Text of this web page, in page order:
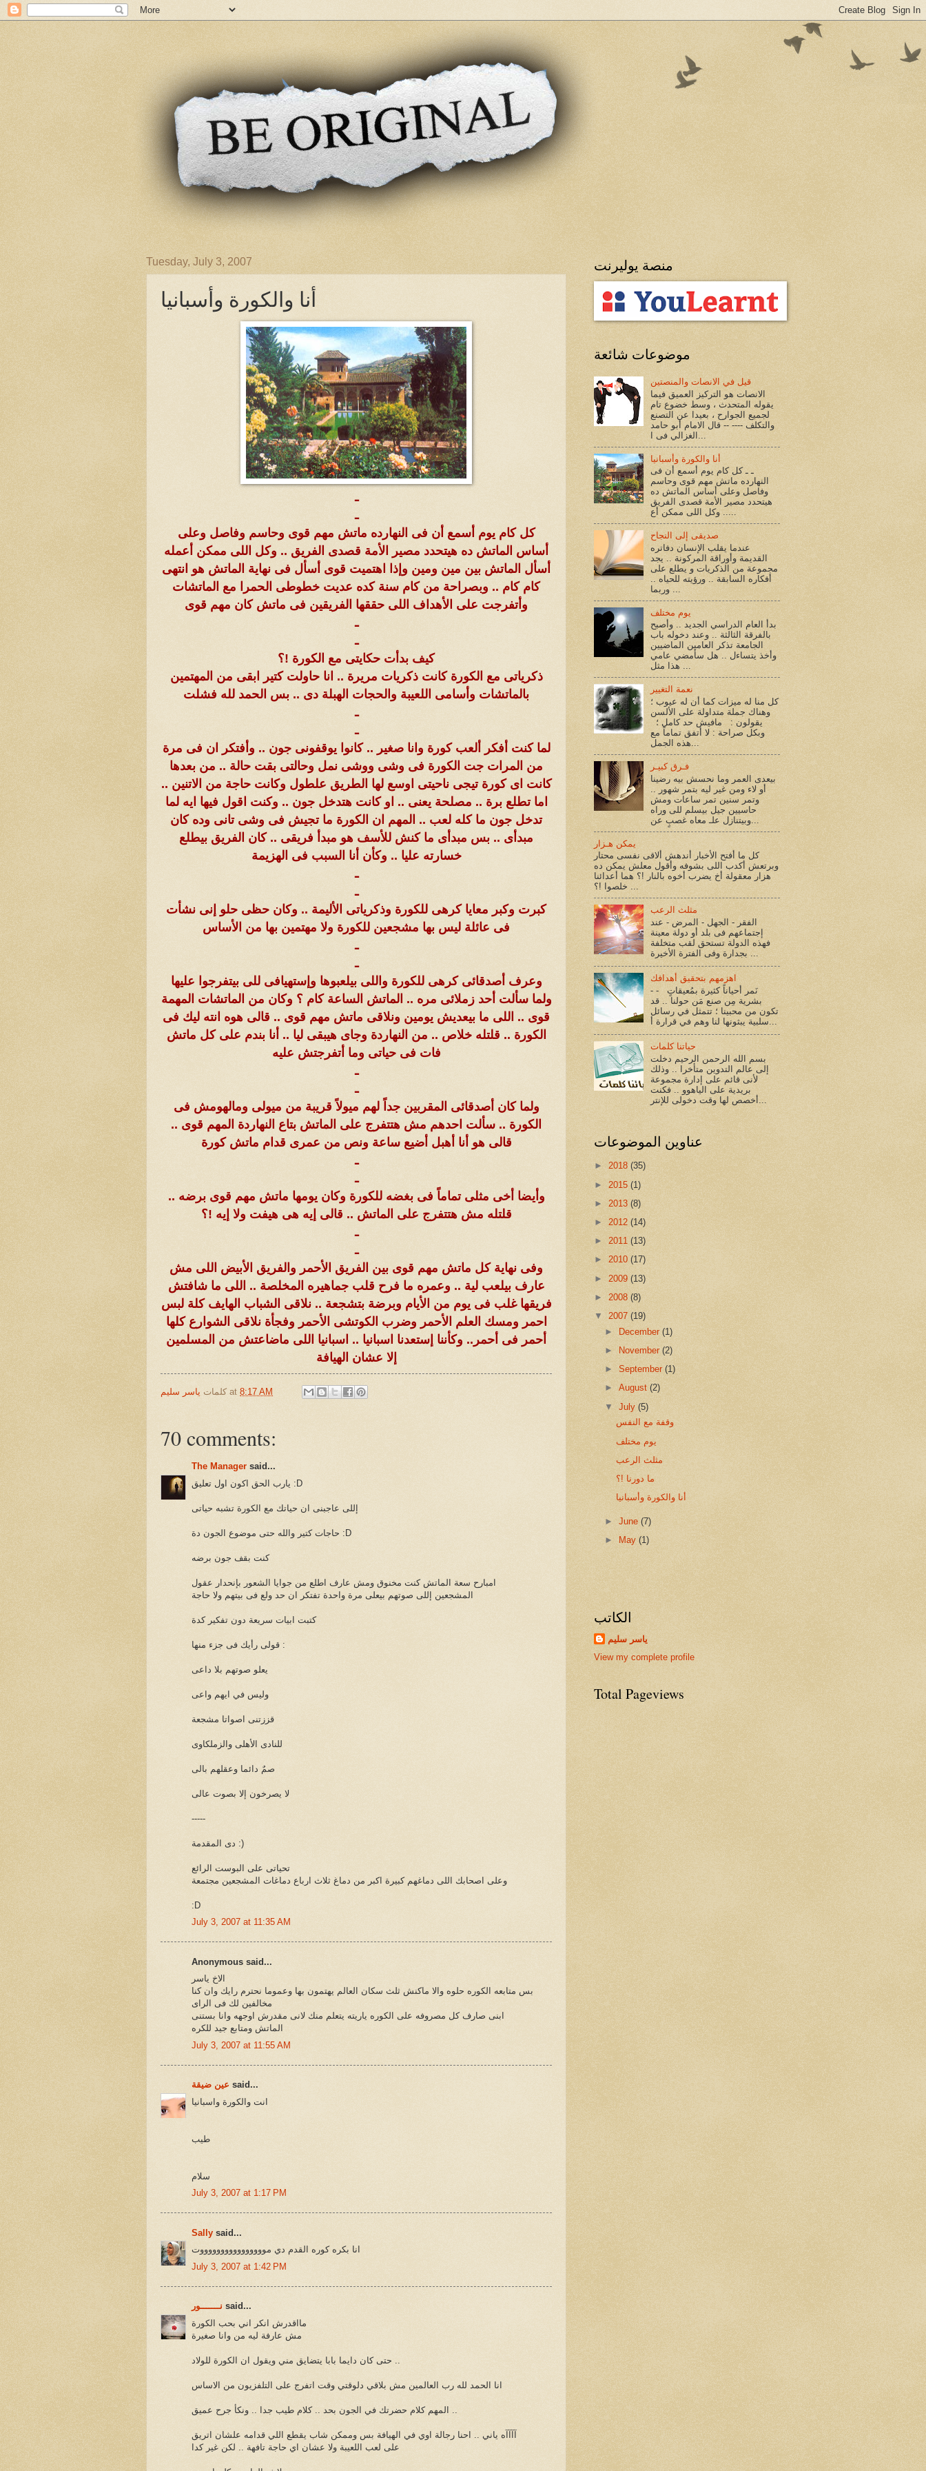
Tuesday, July 3, 2007
أنا والكورة وأسبانيا
ـ
ـ
كل كام يوم أسمع أن فى النهارده ماتش مهم قوى وحاسم وفاصل وعلى
أساس الماتش ده هيتحدد مصير الأمة قصدى الفريق .. وكل اللى ممكن أعمله
أسأل الماتش بين مين ومين وإذا اهتميت قوى أسأل فى نهاية الماتش هو انتهى
كام كام .. وبصراحة من كام سنة كده عديت خطوطى الحمرا مع الماتشات
وأتفرجت على الأهداف اللى حققها الفريقين فى ماتش كان مهم قوى
ـ
ـ
كيف بدأت حكايتى مع الكورة !؟
ذكرياتى مع الكورة كانت ذكريات مريرة .. انا حاولت كتير ابقى من المهتمين
بالماتشات وأسامى اللعيبة والحجات الهبلة دى .. بس الحمد لله فشلت
ـ
ـ
لما كنت أفكر ألعب كورة وانا صغير .. كانوا يوقفونى جون .. وأفتكر ان فى مرة
من المرات جت الكورة فى وشى ووشى نمل وحالتى بقت حالة .. من بعدها
كانت اى كورة تيجى ناحيتى اوسع لها الطريق علطول وكانت حاجة من الاتنين ..
اما تطلع برة .. مصلحة يعنى .. او كانت هتدخل جون .. وكنت اقول فيها ايه لما
تدخل جون ما كله لعب .. المهم ان الكورة ما تجيش فى وشى تانى وده كان
مبدأى .. بس مبدأى ما كنش للأسف هو مبدأ فريقى .. كان الفريق بيطلع
خسارته عليا .. وكأن أنا السبب فى الهزيمة
ـ
ـ
كبرت وكبر معايا كرهى للكورة وذكرياتى الأليمة .. وكان حظى حلو إنى نشأت
فى عائلة ليس بها مشجعين للكورة ولا مهتمين بها من الأساس
ـ
ـ
وعرف أصدقائى كرهى للكورة واللى بيلعبوها وإستهيافى للى بيتفرجوا عليها
ولما سألت أحد زملائى مره .. الماتش الساعة كام ؟ وكان من الماتشات المهمة
قوى .. اللى ما بيعديش يومين ونلاقى ماتش مهم قوى .. قالى هوه انته ليك فى
الكورة .. قلتله خلاص .. من النهاردة وجاى هيبقى ليا .. أنا بندم على كل ماتش
فات فى حياتى وما أتفرجتش عليه
ـ
ـ
ولما كان أصدقائى المقربين جداً لهم ميولاً قريبة من ميولى ومالهومش فى
الكورة .. سألت احدهم مش هتتفرج على الماتش بتاع النهاردة المهم قوى ..
قالى هو أنا أهبل أضيع ساعة ونص من عمرى قدام ماتش كورة
ـ
ـ
وأيضا أخى مثلى تماماً فى بغضه للكورة وكان يومها ماتش مهم قوى برضه ..
قلتله مش هتتفرج على الماتش .. قالى إيه هى هيفت ولا إيه !؟
ـ
ـ
وفى نهاية كل ماتش مهم قوى بين الفريق الأحمر والفريق الأبيض اللى مش
عارف بيلعب لية .. وعمره ما فرح قلب جماهيره المخلصة .. اللى ما شافتش
فريقها غلب فى يوم من الأيام وبرضة بتشجعة .. نلاقى الشباب الهايف كلة لبس
احمر ومسك العلم الأحمر وضرب الكوتشى الأحمر وفجأة نلاقى الشوارع كلها
أحمر فى أحمر.. وكأننا إستعدنا اسبانيا .. اسبانيا اللى ماضاعتش من المسلمين
إلا عشان الهيافة
كلمات ياسر سليم at 8:17 AM
70 comments:
The Manager said...
يارب الحق اكون اول تعليق :D
إللى عاجبنى ان حياتك مع الكورة تشبه حياتى
حاجات كتير والله حتى موضوع الجون دة :D
كنت بقف جون برضه
امبارح سعة الماتش كنت مخنوق ومش عارف اطلع من جوايا الشعور بإنحدار عقول
المشجعين إللى صوتهم بيعلى مرة واحدة تفتكر ان حد ولع فى بيتهم ولا حاجة
كتبت ابيات سريعة دون تفكير كدة
قولى رأيك فى جزء منها :
يعلو صوتهم بلا داعى
وليس في ايهم واعى
قززتنى اصواتا مشجعة
للنادى الأهلى والزملكاوى
صمٌ دائما وعقلهم بالى
لا يصرخون إلا بصوت عالى
-----
دى المقدمة :)
تحياتى على البوست الرائع
وعلى اصحابك اللى دماغهم كبيرة اكبر من دماغ ثلاث ارباع دماغات المشجعين مجتمعة
:D
July 3, 2007 at 11:35 AM
Anonymous said...
الاخ ياسر
بس متابعه الكوره حلوه والا ماكنش ثلث سكان العالم يهتمون بها وعموما نحترم رايك وان كنا
مخالفين لك فى الراى
ابنى صارف كل مصروفه على الكوره ياريته يتعلم منك لانى مقدرش اوجهه وانا بستنى
الماتش ومتابع جيد للكره
July 3, 2007 at 11:55 AM
عين ضيقة said...
انت والكورة واسبانيا
طيب
سلام
July 3, 2007 at 1:17 PM
Sally said...
انا بكره كوره القدم دي مووووووووووووووووت
July 3, 2007 at 1:42 PM
نـــــــور said...
مااقدرش انكر اني بحب الكورة
مش عارفة ليه من وانا صغيرة
انا الحمد لله رب العالمين مش بلاقي دلوقتي وقت اتفرج على التلفزيون من الاساس
آآآآه ياني .. احنا رجالة اوي في الهيافة بس وممكن شاب يقطع اللي قدامه علشان اتريق
على لعب اللعيبة ولا عشان اي حاجة تافهة .. لكن غير كدا
منصة يوليرنت
موضوعات شائعة
قيل في الانصات والمنصتين
الانصات هو التركيز العميق فيما
يقوله المتحدث ، وسط خضوع تام
لجميع الجوارح ، بعيدا عن التصنع
والتكلف ---- -- قال الامام أبو حامد
أنا والكورة وأسبانيا
ـ ـ كل كام يوم أسمع أن فى
النهارده ماتش مهم قوى وحاسم
وفاصل وعلى أساس الماتش ده
هيتحدد مصير الأمة قصدى الفريق
.. وكل اللى ممكن أع...
صديقى إلى النجاح
عندما يقلب الإنسان دفاتره
القديمة وأوراقة المركونة .. يجد
مجموعة من الذكريات و يطلع على
أفكاره السابقة .. ورؤيته للحياه ..
يوم مختلف
بدأ العام الدراسي الجديد .. وأصبح
بالفرقة الثالثة .. وعند دخوله باب
الجامعة تذكر العامين الماضيين
وأخذ يتساءل .. هل سأمضي عامي
هذا مثل ...
نعمة التغيير
كل منا له ميزات كما أن له عيوب ؛
وهناك جملة متداولة على الألسن
يقولون : مافيش حد كامل ؛
وبكل صراحة : لا أتفق تماماً مع
فـرق كبيـر
بيعدى العمر وما نحسش بيه رضينا
أو لاء ومن غير ليه بتمر شهور ..
وتمر سنين تمر ساعات ومش
حاسيين جيل بيسلم للى وراه
يمكن هـزار
كل ما أفتح الأخبار أندهش ألاقى نفسى محتار
وبرتعش أكدب اللى بشوفه وأقول معلش يمكن ده
هزار معقولة أخ يضرب أخوه بالنار !؟ هما أعدائنا
خلصوا !؟ ...
مثلث الرعب
الفقر - الجهل - المرض - عند
إجتماعهم فى بلد أو دولة معينة
فهذه الدولة تستحق لقب متخلفة
اهزمهم بتحقيق أهدافك
- - نَمر أحياناً كثيرة بمُعيقاتٍ
بشرية مِن صنع مَن حولنا .. قد
تكون من محبينا ؛ تتمثل في رسائل
حياتنا كلمات
بسم الله الرحمن الرحيم دخلت
إلى عالم التدوين متأخرا .. وذلك
لأنى قائم على إدارة مجموعة
بريدية على الياهوو .. فكنت
عناوين الموضوعات
► 2018 (35)
► 2015 (1)
► 2013 (8)
► 2012 (14)
► 2011 (13)
► 2010 (17)
► 2009 (13)
► 2008 (8)
▼ 2007 (19)
►
December(1)
►
November(2)
►September(1)
►August(2)
▼July(5)
وقفة مع النفس
يوم مختلف
مثلث الرعب
ما دورنا !؟
أنا والكورة وأسبانيا
►June(7)
►
May(1)
الكاتب
ياسر سليم
View my complete profile
Total Pageviews